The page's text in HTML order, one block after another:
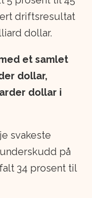
driftsresultat
dollar.
et samlet
dollar,
dollar i
svakeste
på
34 prosent til